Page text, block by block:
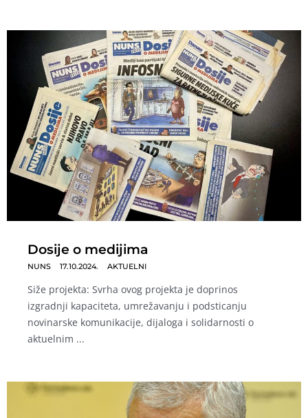
Dosije o medijima
NUNS 17.10.2024. AKTUELNI
Siže projekta: Svrha ovog projekta je doprinos
izgradnji kapaciteta, umrežavanju i podsticanju
novinarske komunikacije, dijaloga i solidarnosti o
aktuelnim ...